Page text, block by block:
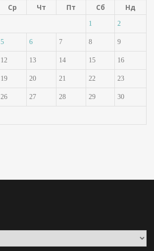
Ср Чт Пт Сб Нд
1 2
5 6 7 8 9
12 13 14 15 16
19 20 21 22 23
26 27 28 29 30